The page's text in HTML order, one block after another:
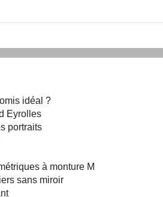
idéal ?
Eyrolles
portraits
à monture M
sans miroir